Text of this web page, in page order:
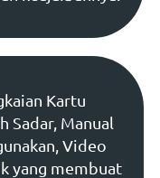
Kartu
Sadar, Manual
Video
yang membuat